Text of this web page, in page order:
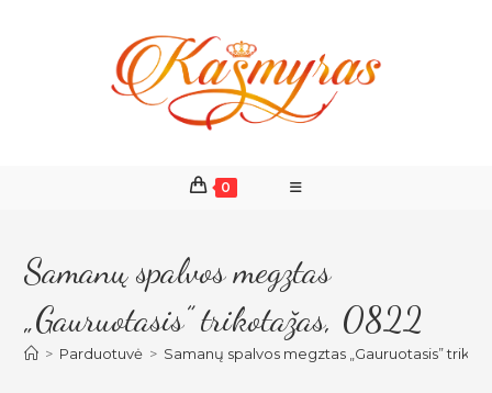
0
Samanų spalvos megztas
„Gauruotasis” trikotažas, 0822
> Parduotuvė > Samanų spalvos megztas „Gauruotasis”